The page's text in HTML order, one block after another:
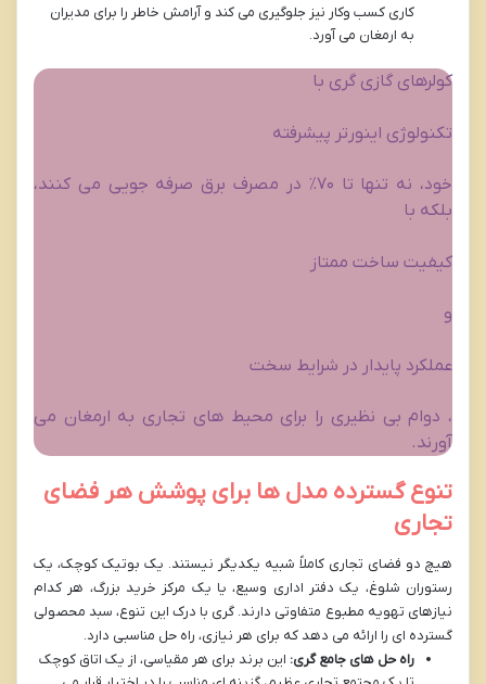
کاری کسب وکار نیز جلوگیری می کند و آرامش خاطر را برای مدیران
به ارمغان می آورد.
کولرهای گازی گری با
تکنولوژی اینورتر پیشرفته
خود، نه تنها تا ۷۰٪ در مصرف برق صرفه جویی می کنند،
بلکه با
کیفیت ساخت ممتاز
و
عملکرد پایدار در شرایط سخت
، دوام بی نظیری را برای محیط های تجاری به ارمغان می
آورند.
تنوع گسترده مدل ها برای پوشش هر فضای
تجاری
هیچ دو فضای تجاری کاملاً شبیه یکدیگر نیستند. یک بوتیک کوچک، یک
رستوران شلوغ، یک دفتر اداری وسیع، یا یک مرکز خرید بزرگ، هر کدام
نیازهای تهویه مطبوع متفاوتی دارند. گری با درک این تنوع، سبد محصولی
گسترده ای را ارائه می دهد که برای هر نیازی، راه حل مناسبی دارد.
راه حل های جامع گری: این برند برای هر مقیاسی، از یک اتاق کوچک